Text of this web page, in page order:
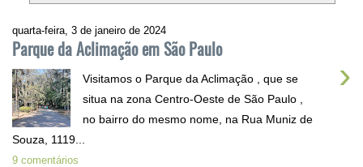
quarta-feira, 3 de janeiro de 2024
Parque da Aclimação em São Paulo
›
Visitamos o Parque da Aclimação , que se
situa na zona Centro-Oeste de São Paulo ,
no bairro do mesmo nome, na Rua Muniz de
Souza, 1119...
9 comentários